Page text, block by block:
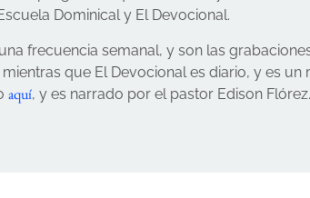
Dominical y El Devocional.
frecuencia semanal, y son las
que El Devocional es diario, y es
aquí, y es narrado por el pastor Edison Flórez.